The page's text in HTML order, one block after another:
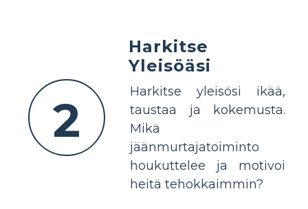
2
Harkitse
Yleisöäsi
Harkitse yleisösi ikää,
taustaa ja kokemusta.
Mikä
jäänmurtajatoiminto
houkuttelee ja motivoi
heitä tehokkaimmin?